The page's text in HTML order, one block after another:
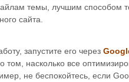
темы, лучшим способом
сайта.
запустите его через
том, насколько все
не беспокойтесь, если